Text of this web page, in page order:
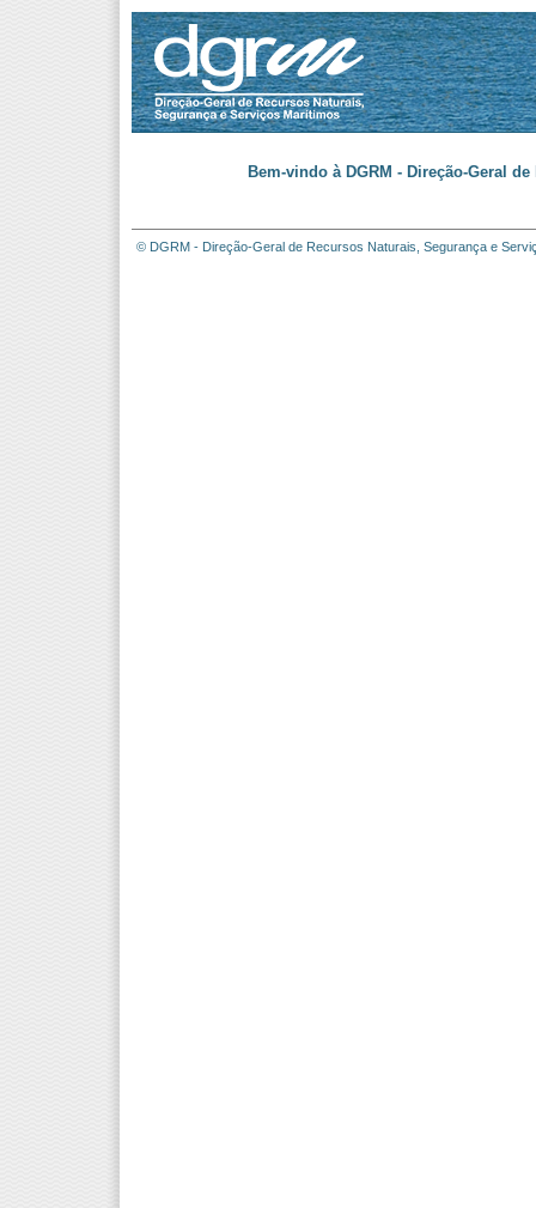
Bem-vindo à DGRM - Direção-Geral
© DGRM - Direção-Geral de Recursos Naturais, Segurança e